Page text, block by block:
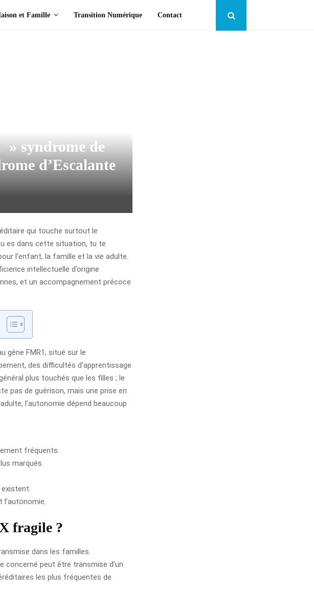
et Famille Transition Numérique Contact
» syndrome de
d’Escalante
qui touche surtout le
es dans cette situation, tu te
l’enfant, la famille et la vie adulte.
intellectuelle d’origine
et un accompagnement précoce
gène FMR1, situé sur le
des difficultés d’apprentissage
plus touchés que les filles ; le
pas de guérison, mais une prise en
l’autonomie dépend beaucoup
fréquents.
marqués.
fragile ?
dans les familles.
concerné peut être transmise d’un
les plus fréquentes de